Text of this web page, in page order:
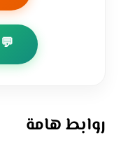
💬
روابط هامة